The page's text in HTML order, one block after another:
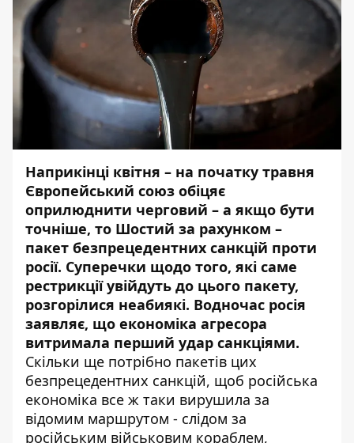
Наприкінці квітня – на початку травня
Європейський союз обіцяє
оприлюднити черговий – а якщо бути
точніше, то Шостий за рахунком –
пакет безпрецедентних санкцій проти
росії. Суперечки щодо того, які саме
рестрикції увійдуть до цього пакету,
розгорілися неабиякі. Водночас росія
заявляє, що економіка агресора
витримала перший удар санкціями.
Скільки ще потрібно пакетів цих
безпрецедентних санкцій, щоб російська
економіка все ж таки вирушила за
відомим маршрутом - слідом за
російським військовим кораблем,